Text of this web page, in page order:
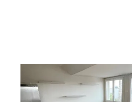
ORLEANS 45
39,60 m2, 2 pièces
Ref : 9545